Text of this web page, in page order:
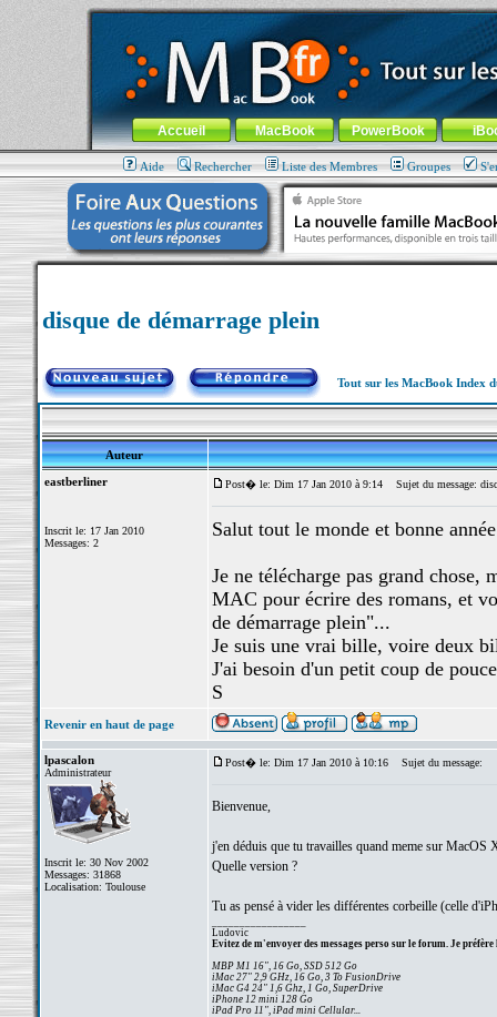
MacBook-fr.com : 100% Apple... 100% nomade !
Aller au contenu-Aller au menu général-Aller au menu de
Menu général
Accueil MacBook PowerBook
Aide Rechercher Liste des Membres Groupes
disque de démarrage plein
Tout sur les MacBook Index
Auteur
eastberliner
Inscrit le: 17 Jan 2010
Messages: 2
Post� le: Dim 17 Jan 2010 à 9:14 Sujet du message:
Salut tout le monde et bonne
Je ne télécharge pas grand
MAC pour écrire des romans, et
de démarrage plein"...
Je suis une vrai bille, voire deux
J'ai besoin d'un petit coup de
S
Revenir en haut de page
lpascalon
Administrateur
Inscrit le: 30 Nov 2002
Messages: 31868
Localisation: Toulouse
Post� le: Dim 17 Jan 2010 à 10:16 Sujet du message:
Bienvenue,
j'en déduis que tu travailles quand meme sur MacOS
Quelle version ?
Tu as pensé à vider les différentes corbeille (celle
Ludovic
Evitez de m'envoyer des messages perso sur le forum. Je préfère
MBP M1 16", 16 Go, SSD 512 Go
iMac 27" 2,9 GHz, 16 Go, 3 To FusionDrive
iMac G4 24" 1,6 Ghz, 1 Go, SuperDrive
iPhone 12 mini 128 Go
iPad Pro 11", iPad mini Cellular...